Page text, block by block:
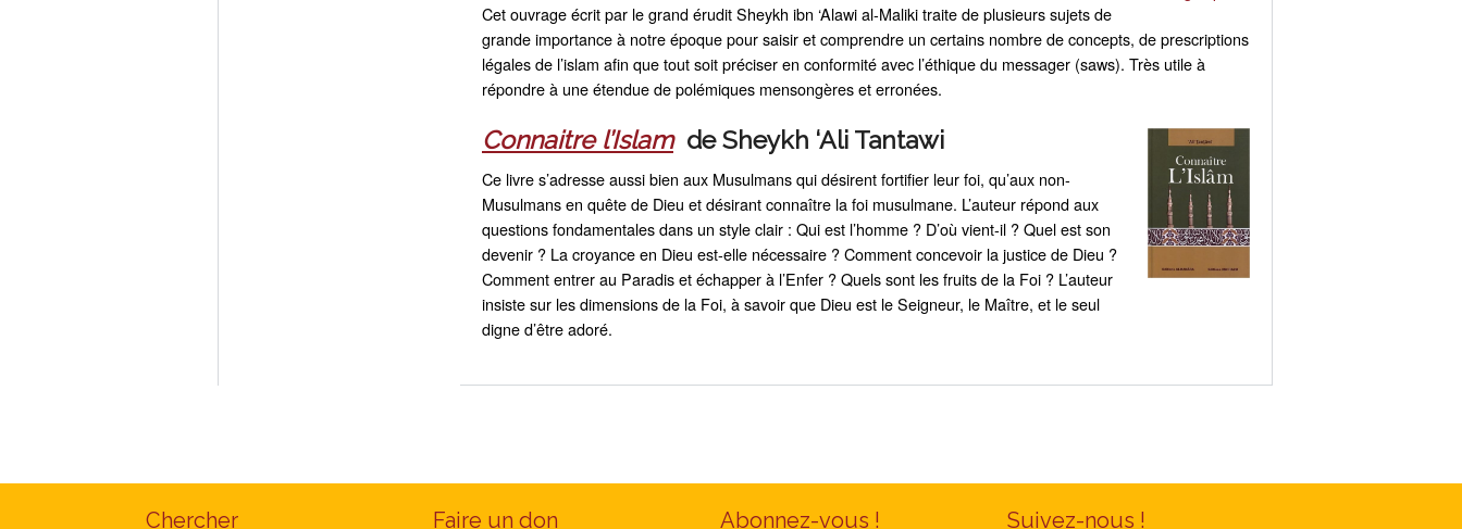
Cet ouvrage écrit par le grand érudit Sheykh ibn ‘Alawi al-Maliki traite de plusieurs sujets de
grande importance à notre époque pour saisir et comprendre un certains nombre de concepts, de prescriptions
légales de l’islam afin que tout soit préciser en conformité avec l’éthique du messager (saws). Très utile à
répondre à une étendue de polémiques mensongères et erronées.
Connaitre l’Islam de Sheykh ‘Ali Tantawi
Ce livre s’adresse aussi bien aux Musulmans qui désirent fortifier leur foi, qu’aux non-
Musulmans en quête de Dieu et désirant connaître la foi musulmane. L’auteur répond aux
questions fondamentales dans un style clair : Qui est l’homme ? D’où vient-il ? Quel est son
devenir ? La croyance en Dieu est-elle nécessaire ? Comment concevoir la justice de Dieu ?
Comment entrer au Paradis et échapper à l’Enfer ? Quels sont les fruits de la Foi ? L’auteur
insiste sur les dimensions de la Foi, à savoir que Dieu est le Seigneur, le Maître, et le seul
digne d’être adoré.
Chercher Faire un don Abonnez-vous ! Suivez-nous !